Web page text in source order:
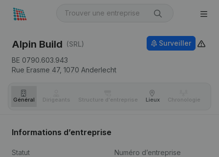
Alpin Build (SRL)
BE 0790.603.943
Rue Erasme 47, 1070 Anderlecht
Surveiller
Général Dirigeants Structure d'entreprise Lieux Chronologie
Informations d’entreprise
Statut
Numéro d’entreprise